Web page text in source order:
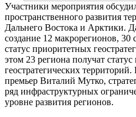
Участники мероприятия
пространственного развития
Дальнего Востока и Арктики.
создание 12 макрорегионов, 30
статус приоритетных
этом 23 региона получат
геостратегических
премьер Виталий Мутко,
ряд инфраструктурных
уровне развития регионов.